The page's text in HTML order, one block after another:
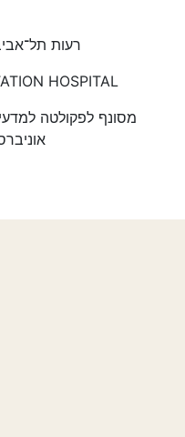
רעות
HOSPITAL
מסונף לפקולטה